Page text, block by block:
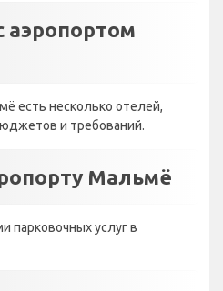
аэропортом
есть несколько отелей,
и требований.
Мальмё
парковочных услуг в